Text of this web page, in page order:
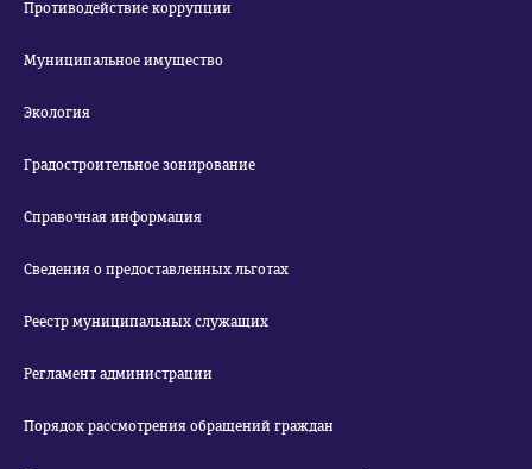
Противодействие коррупции
Муниципальное имущество
Экология
Градостроительное зонирование
Справочная информация
Сведения о предоставленных льготах
Реестр муниципальных служащих
Регламент администрации
Порядок рассмотрения обращений граждан